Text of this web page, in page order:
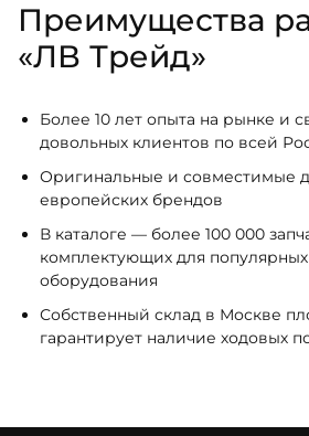
Преимущества
«ЛВ Трейд»
Более 10 лет опыта на рынке и
довольных клиентов по всей
Оригинальные и совместимые
европейских брендов
В каталоге — более 100 000
комплектующих для
оборудования
Собственный склад в Москве
гарантирует наличие ходовых